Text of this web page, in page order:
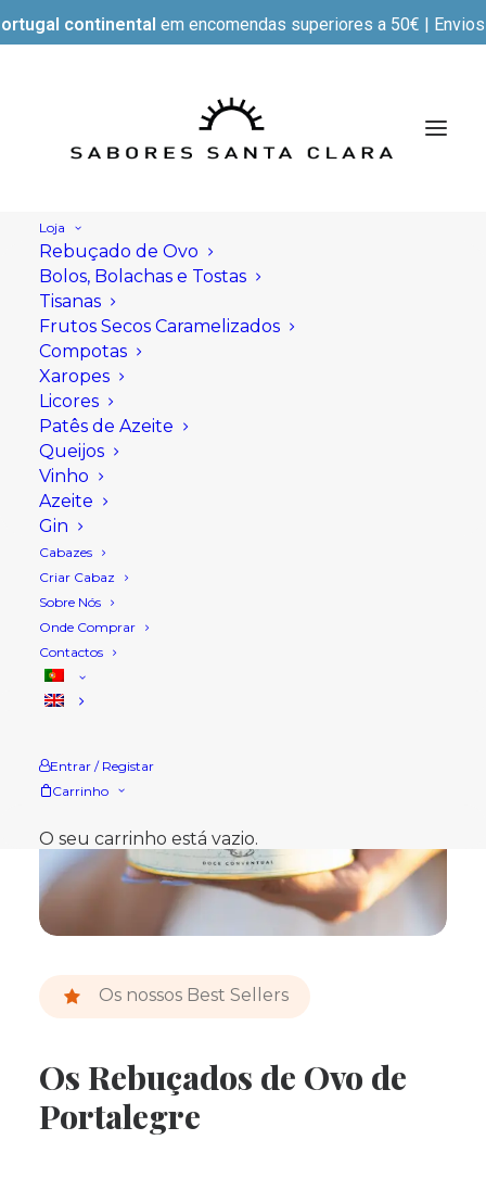
continental em encomendas superiores a 50€ |
Loja
Rebuçado de Ovo
Bolos, Bolachas e Tostas
Tisanas
Frutos Secos Caramelizados
Compotas
Xaropes
Licores
Patês de Azeite
Queijos
Vinho
Azeite
Gin
Cabazes
Criar Cabaz
Sobre Nós
Onde Comprar
Contactos
Entrar / Registar
Carrinho
O seu carrinho está vazio.
Os nossos Best Sellers
Os Rebuçados de Ovo de
Portalegre